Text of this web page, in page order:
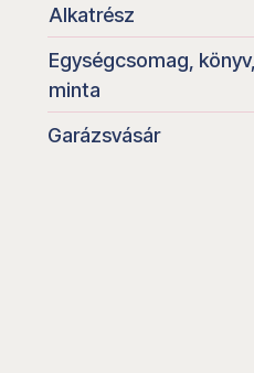
Alkatrész
Egységcsomag, könyv,
minta
Garázsvásár